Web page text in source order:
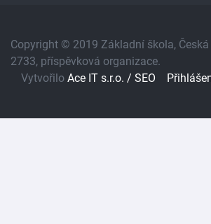
Copyright © 2019 Základní škola,
2733, příspěvková organizace.
Vytvořilo Ace IT s.r.o. / SEO